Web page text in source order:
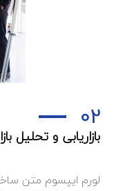
02
بازاریابی و تحلیل
لورم ایپسوم متن